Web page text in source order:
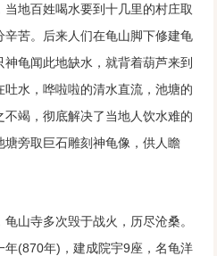
地百姓喝水要到十几里的村庄取
苦。后来人们在龟山脚下修建龟
龟闻此地缺水，就背着葫芦来到
水，哗啦啦的清水直流，池塘的
竭，彻底解决了当地人饮水难的
旁取巨石雕刻神龟像，供人瞻
山寺多次毁于战火，历尽沧桑。
年(870年)，建成院宇9座，名龟洋